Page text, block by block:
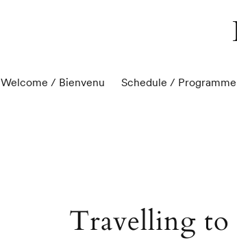
Welcome / Bienvenu Schedule / Programme
Travelling to